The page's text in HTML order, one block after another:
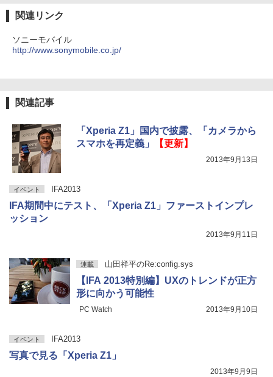
関連リンク
ソニーモバイル
http://www.sonymobile.co.jp/
関連記事
「Xperia Z1」国内で披露、「カメラから
スマホを再定義」
【更新】
2013年9月13日
イベント IFA2013
IFA期間中にテスト、「Xperia Z1」ファーストインプレ
ッション
2013年9月11日
連載 山田祥平のRe:config.sys
【IFA 2013特別編】UXのトレンドが正方
形に向かう可能性
PC Watch 2013年9月10日
イベント IFA2013
写真で見る「Xperia Z1」
2013年9月9日